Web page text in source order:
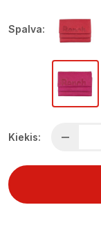
Spalva:
Kiekis: